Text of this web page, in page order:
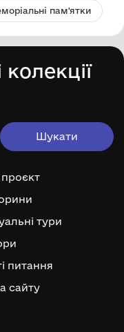
пам'ятки
тури
питання
сайту